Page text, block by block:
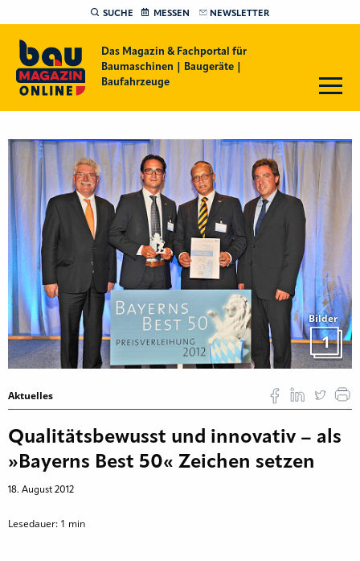
SUCHE MESSEN NEWSLETTER
Das Magazin & Fachportal für
Baumaschinen | Baugeräte |
Baufahrzeuge
Bilder
1
Aktuelles
Qualitätsbewusst und innovativ – als
»Bayerns Best 50« Zeichen setzen
18. August 2012
Lesedauer: 1 min